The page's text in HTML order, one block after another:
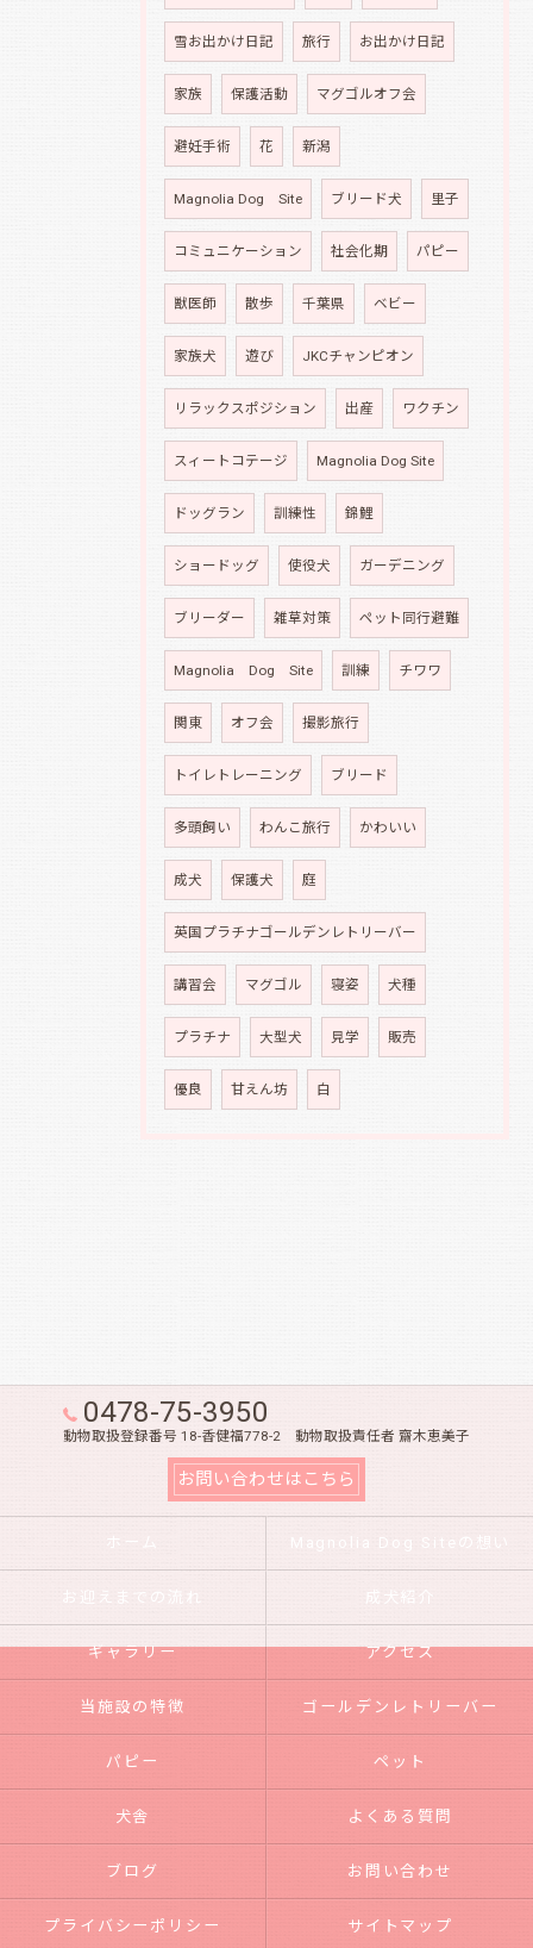
雪お出かけ日記 旅行 お出かけ日記
家族 保護活動 マグゴルオフ会
避妊手術 花 新潟
Magnolia Dog Site ブリード犬 里子
コミュニケーション 社会化期 パピー
獣医師 散歩 千葉県 ベビー
家族犬 遊び JKCチャンピオン
リラックスポジション 出産 ワクチン
スィートコテージ Magnolia Dog Site
ドッグラン 訓練性 錦鯉
ショードッグ 使役犬 ガーデニング
ブリーダー 雑草対策 ペット同行避難
Magnolia Dog Site 訓練 チワワ
関東 オフ会 撮影旅行
トイレトレーニング ブリード
多頭飼い わんこ旅行 かわいい
成犬 保護犬 庭
英国プラチナゴールデンレトリーバー
講習会 マグゴル 寝姿 犬種
プラチナ 大型犬 見学 販売
優良 甘えん坊 白
0478-75-3950
動物取扱登録番号 18-香健福778-2 動物取扱責任者 齋木恵美子
お問い合わせはこちら
ホーム Magnolia Dog Siteの想い
お迎えまでの流れ 成犬紹介
ギャラリー アクセス
当施設の特徴 ゴールデンレトリーバー
パピー ペット
犬舎 よくある質問
ブログ お問い合わせ
プライバシーポリシー サイトマップ